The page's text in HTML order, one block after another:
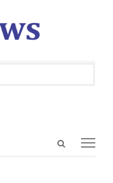
Open